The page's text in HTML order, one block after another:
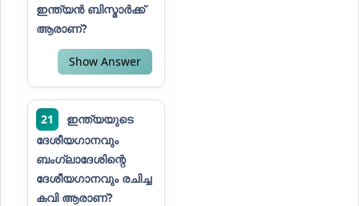
ഇന്ത്യൻ ബിസ്മാർക്ക്
ആരാണ്?
Show Answer
21
ഇന്ത്യയുടെ
ദേശീയഗാനവും
ബംഗ്ലാദേശിന്റെ
ദേശീയഗാനവും രചിച്ച
കവി ആരാണ്?